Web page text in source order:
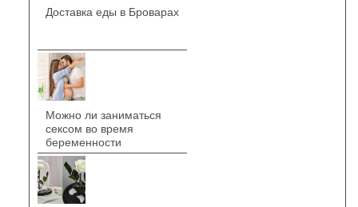
Доставка еды в Броварах
Можно ли заниматься
сексом во время
беременности